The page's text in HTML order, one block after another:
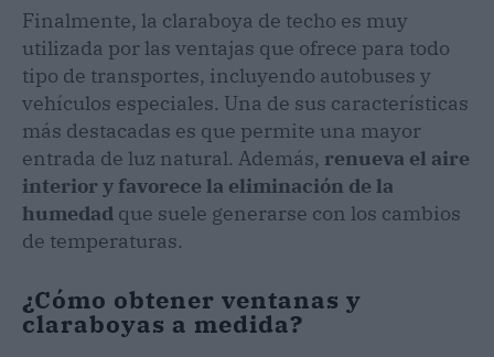
Finalmente, la claraboya de techo es muy
utilizada por las ventajas que ofrece para todo
tipo de transportes, incluyendo autobuses y
vehículos especiales. Una de sus características
más destacadas es que permite una mayor
entrada de luz natural. Además, renueva el aire
interior y favorece la eliminación de la
humedad que suele generarse con los cambios
de temperaturas.
¿Cómo obtener ventanas y
claraboyas a medida?